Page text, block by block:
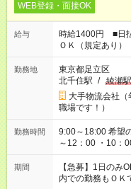
WEB登録・面接OK
給与
時給1400円 ■日
ＯＫ（規定あり）
勤務地
東京都足立区
北千住駅 / 綾瀬駅
大手物流会社
職場です！）
勤務時間
9:00～18:00 希望の時間帯を選べます！ ＜シフト例＞ ・8：30
～12：00 ・10：
22：00 ・22：00
期間
【急募】1日の
内での勤務もＯ